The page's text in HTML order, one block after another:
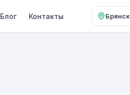
Блог Контакты Брянск